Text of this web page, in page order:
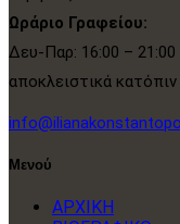
Ωράριο Γραφείου:
Δευ-Παρ: 16:00 – 21:00
αποκλειστικά
Μενού
ΑΡΧΙΚΗ